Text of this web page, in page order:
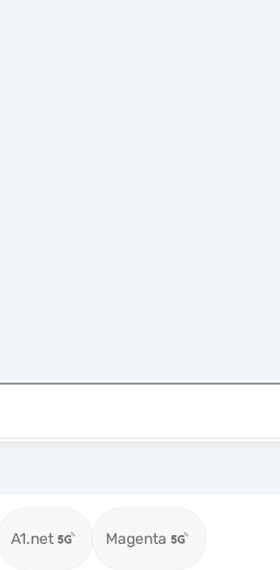
A1.net Magenta